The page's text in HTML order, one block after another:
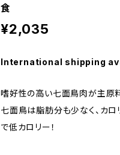
食
¥2,035
International shipping
嗜好性の高い七面鳥肉が主原料
七面鳥は脂肪分も少なく、カ
で低カロリー！